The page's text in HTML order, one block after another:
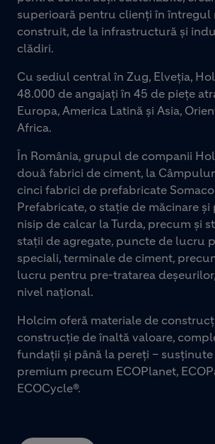
superioară pentru clienți în întregul
construit, de la infrastructură și
clădiri.
Cu sediul central în Zug, Elveția,
48.000 de angajați în 45 de piețe
Europa, America Latină și Asia,
Africa.
În România, grupul de companii
două fabrici de ciment, la
cinci fabrici de prefabricate
Prefabricate, o stație de măcinare
nisip de calcar la Turda, precum și
stații de agregate, puncte de lucru
speciali, terminale de ciment,
lucru pentru pre-tratarea
nivel național.
Holcim oferă materiale de
construcție de înaltă valoare,
fundații și până la pereți – susținute
premium precum ECOPlanet,
ECOCycle®.